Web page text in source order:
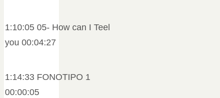
1:10:05 05- How can I Teel
you 00:04:27
1:14:33 FONOTIPO 1
00:00:05